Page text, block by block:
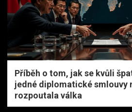
Příběh o tom, jak se kvůli
jedné diplomatické smlouvy
rozpoutala válka